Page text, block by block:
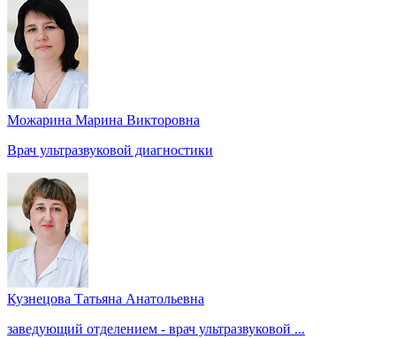
Можарина Марина Викторовна
Врач ультразвуковой диагностики
Кузнецова Татьяна Анатольевна
заведующий отделением - врач ультразвуковой ...